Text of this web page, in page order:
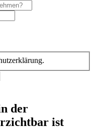
der
ist